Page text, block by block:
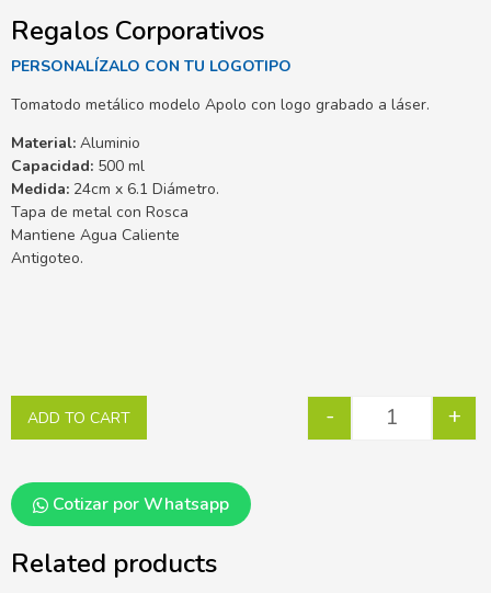
Regalos Corporativos
PERSONALÍZALO CON TU LOGOTIPO
Tomatodo metálico modelo Apolo con logo grabado a láser.
Material: Aluminio
Capacidad: 500 ml
Medida: 24cm x 6.1 Diámetro.
Tapa de metal con Rosca
Mantiene Agua Caliente
Antigoteo.
- +
ADD TO CART
Cotizar por Whatsapp
Related products